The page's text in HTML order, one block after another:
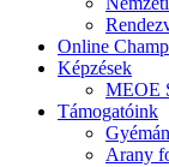
Online
Képzések
MEOE
Támogatóink
Arany